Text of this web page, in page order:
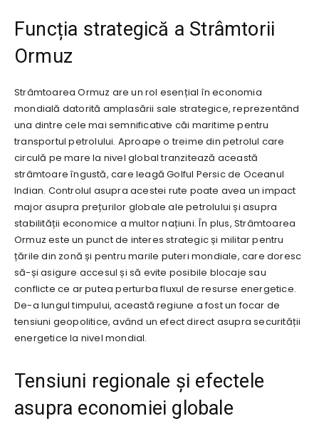
Funcția strategică a Strâmtorii
Ormuz
Strâmtoarea Ormuz are un rol esențial în economia
mondială datorită amplasării sale strategice, reprezentând
una dintre cele mai semnificative căi maritime pentru
transportul petrolului. Aproape o treime din petrolul care
circulă pe mare la nivel global tranzitează această
strâmtoare îngustă, care leagă Golful Persic de Oceanul
Indian. Controlul asupra acestei rute poate avea un impact
major asupra prețurilor globale ale petrolului și asupra
stabilității economice a multor națiuni. În plus, Strâmtoarea
Ormuz este un punct de interes strategic și militar pentru
țările din zonă și pentru marile puteri mondiale, care doresc
să-și asigure accesul și să evite posibile blocaje sau
conflicte ce ar putea perturba fluxul de resurse energetice.
De-a lungul timpului, această regiune a fost un focar de
tensiuni geopolitice, având un efect direct asupra securității
energetice la nivel mondial.
Tensiuni regionale și efectele
asupra economiei globale